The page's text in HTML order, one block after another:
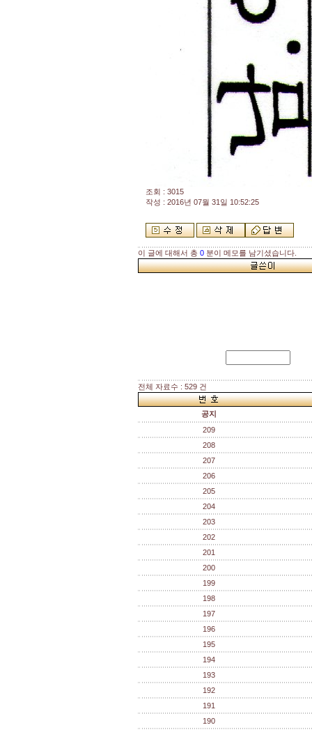
조회 : 3015
작성 : 2016년 07월 31일 10:52:25
이 글에 대해서 총 0 분이 메모를 남기셨습니다.
전체 자료수 : 529 건
공지
209
208
207
206
205
204
203
202
201
200
199
198
197
196
195
194
193
192
191
190